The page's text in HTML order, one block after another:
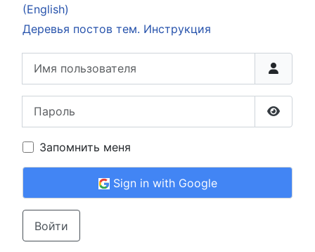
(English)
Деревья постов тем. Инструкция
Show
Запомнить меня
Sign in with Google
Войти